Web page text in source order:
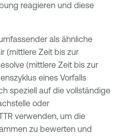
reagieren und diese
als ähnliche
(mittlere Zeit bis zur
(mittlere Zeit bis zur
eines Vorfalls
speziell auf die vollständige
oder
verwenden, um die
zu bewerten und